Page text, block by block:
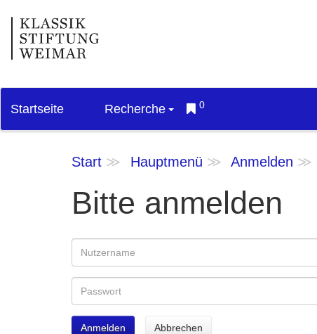
Startseite Recherche 0
Start Hauptmenü Anmelden
Bitte anmelden
Anmelden Abbrechen